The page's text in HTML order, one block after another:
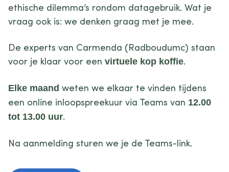
ethische dilemma’s rondom datagebruik. Wat je
vraag ook is: we denken graag met je mee.
De experts van Carmenda (Radboudumc) staan
voor je klaar voor een virtuele kop koffie.
Elke maand weten we elkaar te vinden tijdens
een online inloopspreekuur via Teams van 12.00
tot 13.00 uur.
Na aanmelding sturen we je de Teams-link.